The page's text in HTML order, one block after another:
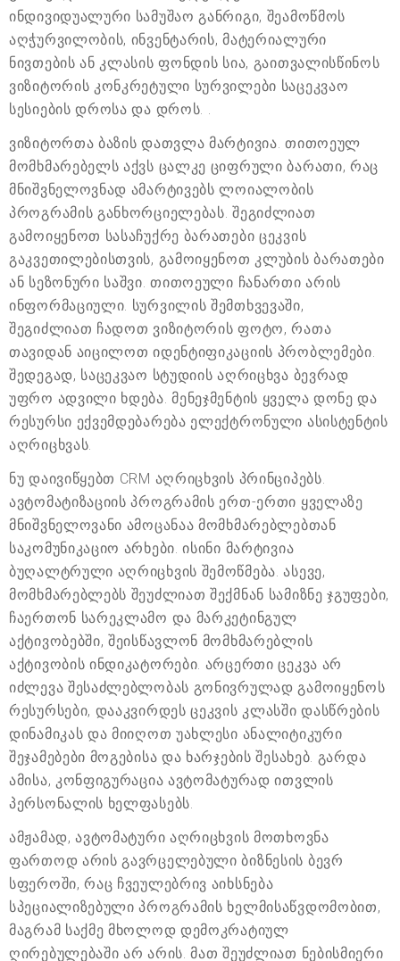
ინდივიდუალური სამუშაო განრიგი, შეამოწმოს
აღჭურვილობის, ინვენტარის, მატერიალური
ნივთების ან კლასის ფონდის სია, გაითვალისწინოს
ვიზიტორის კონკრეტული სურვილები საცეკვაო
სესიების დროსა და დროს. .
ვიზიტორთა ბაზის დათვლა მარტივია. თითოეულ
მომხმარებელს აქვს ცალკე ციფრული ბარათი, რაც
მნიშვნელოვნად ამარტივებს ლოიალობის
პროგრამის განხორციელებას. შეგიძლიათ
გამოიყენოთ სასაჩუქრე ბარათები ცეკვის
გაკვეთილებისთვის, გამოიყენოთ კლუბის ბარათები
ან სეზონური საშვი. თითოეული ჩანართი არის
ინფორმაციული. სურვილის შემთხვევაში,
შეგიძლიათ ჩადოთ ვიზიტორის ფოტო, რათა
თავიდან აიცილოთ იდენტიფიკაციის პრობლემები.
შედეგად, საცეკვაო სტუდიის აღრიცხვა ბევრად
უფრო ადვილი ხდება. მენეჯმენტის ყველა დონე და
რესურსი ექვემდებარება ელექტრონული ასისტენტის
აღრიცხვას.
ნუ დაივიწყებთ CRM აღრიცხვის პრინციპებს.
ავტომატიზაციის პროგრამის ერთ-ერთი ყველაზე
მნიშვნელოვანი ამოცანაა მომხმარებლებთან
საკომუნიკაციო არხები. ისინი მარტივია
ბუღალტრული აღრიცხვის შემოწმება. ასევე,
მომხმარებლებს შეუძლიათ შექმნან სამიზნე ჯგუფები,
ჩაერთონ სარეკლამო და მარკეტინგულ
აქტივობებში, შეისწავლონ მომხმარებლის
აქტივობის ინდიკატორები. არცერთი ცეკვა არ
იძლევა შესაძლებლობას გონივრულად გამოიყენოს
რესურსები, დააკვირდეს ცეკვის კლასში დასწრების
დინამიკას და მიიღოთ უახლესი ანალიტიკური
შეჯამებები მოგებისა და ხარჯების შესახებ. გარდა
ამისა, კონფიგურაცია ავტომატურად ითვლის
პერსონალის ხელფასებს.
ამჟამად, ავტომატური აღრიცხვის მოთხოვნა
ფართოდ არის გავრცელებული ბიზნესის ბევრ
სფეროში, რაც ჩვეულებრივ აიხსნება
სპეციალიზებული პროგრამის ხელმისაწვდომობით,
მაგრამ საქმე მხოლოდ დემოკრატიულ
ღირებულებაში არ არის. მათ შეუძლიათ ნებისმიერი